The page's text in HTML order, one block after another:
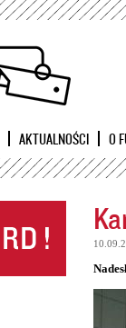
AKTUALNOŚCI O